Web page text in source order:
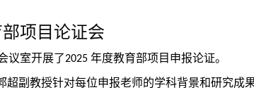
项目论证会
议室开展了2025 年度教育部项目申报论证。
超副教授针对每位申报老师的学科背景和研究成